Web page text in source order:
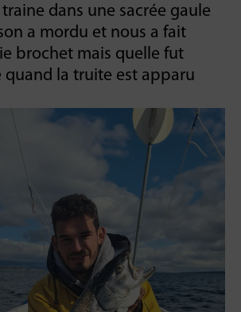
dans une sacrée gaule
a mordu et nous a fait
brochet mais quelle fut
quand la truite est apparu